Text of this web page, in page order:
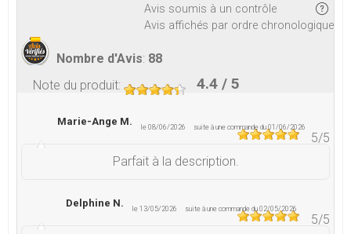
Avis soumis à un contrôle
Avis affichés par ordre chronologique
Nombre d'Avis: 88
Note du produit: 4.4 / 5
Marie-Ange M. le 08/06/2026 suite à une commande du 01/06/2026
5/5
Parfait à la description.
Delphine N. le 13/05/2026 suite à une commande du 02/05/2026
5/5